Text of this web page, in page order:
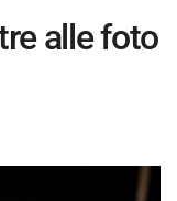
alle foto